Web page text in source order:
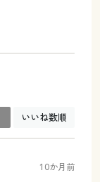
いいね数順
10か月前